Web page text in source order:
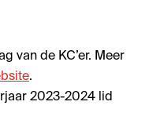
van de KC’er. Meer
.
2023-2024 lid